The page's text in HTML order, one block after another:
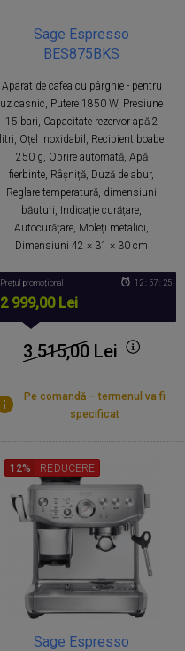
Sage Espresso
BES875BKS
Aparat de cafea cu pârghie - pentru
uz casnic, Putere 1850 W, Presiune
15 bari, Capacitate rezervor apă 2
litri, Oțel inoxidabil, Recipient boabe
250 g, Oprire automată, Apă
fierbinte, Râșniță, Duză de abur,
Reglare temperatură, dimensiuni
băuturi, Indicație curățare,
Autocurățare, Moleți metalici,
Dimensiuni 42 × 31 × 30 cm
Prețul promoțional
2 999,00 Lei
12 : 57 : 25
3 515,00Lei
Pe comandă – termenul va fi
specificat
Sage Espresso
12% REDUCERE